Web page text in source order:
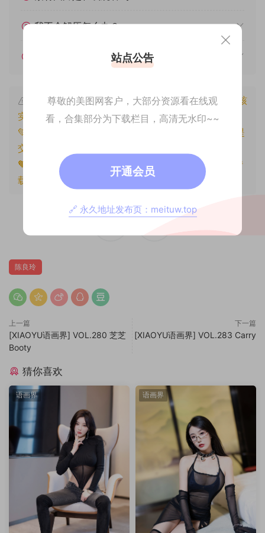
我不会解压怎么办？
遇见其他问题怎么办？
本文资源仅供个人参考学习，请勿批量搬运，一经核
实将封禁账号权限！
💚本文资源均来源网友分享，若侵犯了您的权益可以提
交工单处理。
🧡原文链接：
https://www.znjxg.com/1576.html
，转
载请注明出处。
陈良玲
上一篇
[XIAOYU语画界] VOL.280 芝芝
Booty
下一篇
[XIAOYU语画界] VOL.283 Carry
猜你喜欢
语画界 语画界
站点公告
尊敬的美图网客户，大部分资源看在线观
看，合集部分为下载栏目，高清无水印~~
开通会员
🔗 永久地址发布页：meituw.top